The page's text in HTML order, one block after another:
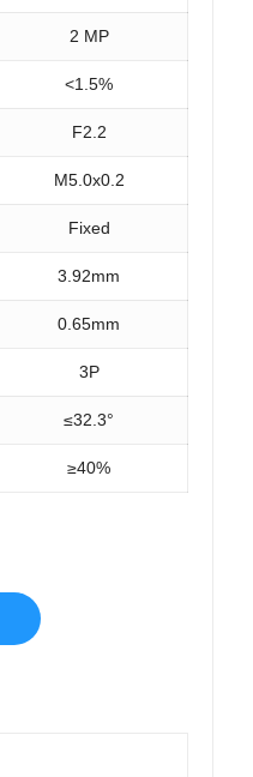
2 MP
<1.5%
F2.2
M5.0x0.2
Fixed
3.92mm
0.65mm
3P
≤32.3°
≥40%